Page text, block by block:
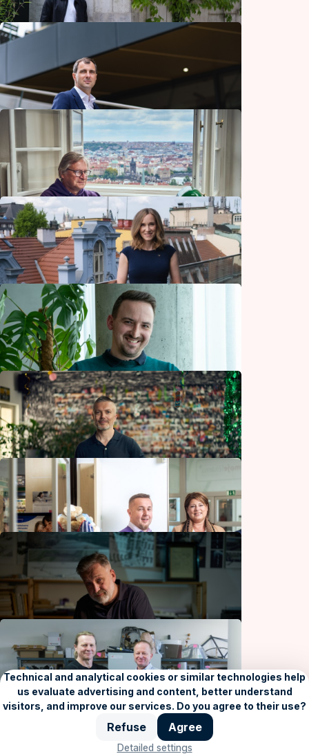
Milion prodaných kopií první den nás
překvapil
Technologie
Chybí nám hořčík, zdravé mastné kyseliny
i vitamín D. Nemáme je kde brát, říká šéf
BrainMarketu
Zdraví
Penta láká investory na Fortunu, lékárny
Dr. Max i vlastní developerské projekty
Finance
Architekti chtěli z Jižáku udělat město
budoucnosti.
Bydlení a zahrada
Legendární český hornoplošník slouží světu
už přes půl století a stále má co nabídnout
Technologie
Papírové doklady jsou minulostí. Firmy
dnes digitalizují účtenky i cesťáky
Finance
Padesát let čekání. Na Opatově konečně
vyroste centrum Jižního Města
Bydlení a zahrada
Změří vám tlak i paměť
Zdraví
Opatov získá novou tvář. Nestavíme dům,
měníme celé Jižní Město, říká architekt